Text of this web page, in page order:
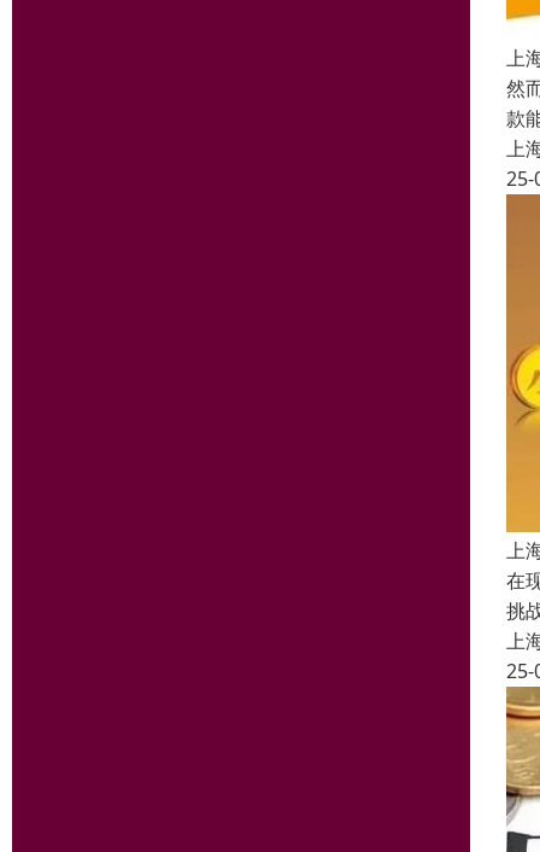
上
然
款
上
25-
上
在
挑
上
25-